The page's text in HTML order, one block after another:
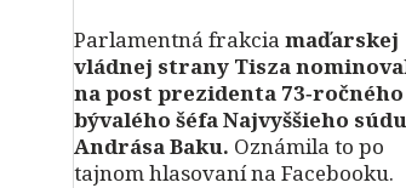
Parlamentná frakcia maďarskej
vládnej strany Tisza
na post prezidenta 73‑ročného
bývalého šéfa Najvyššieho súdu
Andrása Baku. Oznámila to po
tajnom hlasovaní na Facebooku.